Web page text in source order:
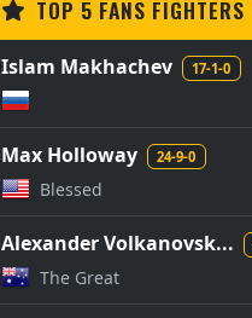
TOP 5 FANS FIGHTERS
Islam Makhachev 17-1-0
Max Holloway 24-9-0
Blessed
Alexander Volkanovsk...
The Great